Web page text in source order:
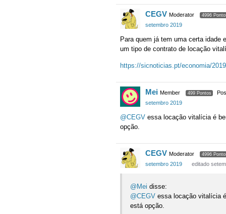
CEGV Moderator 4996
setembro 2019
Para quem já tem uma certa idade
um tipo de contrato de locação
https://sicnoticias.pt/economia/
Mei Member 499 Pontos
setembro 2019
@CEGV essa locação vitalícia é
opção.
CEGV Moderator 4996
setembro 2019 editado
@Mei disse:
@CEGV essa locação vitalícia
está opção.